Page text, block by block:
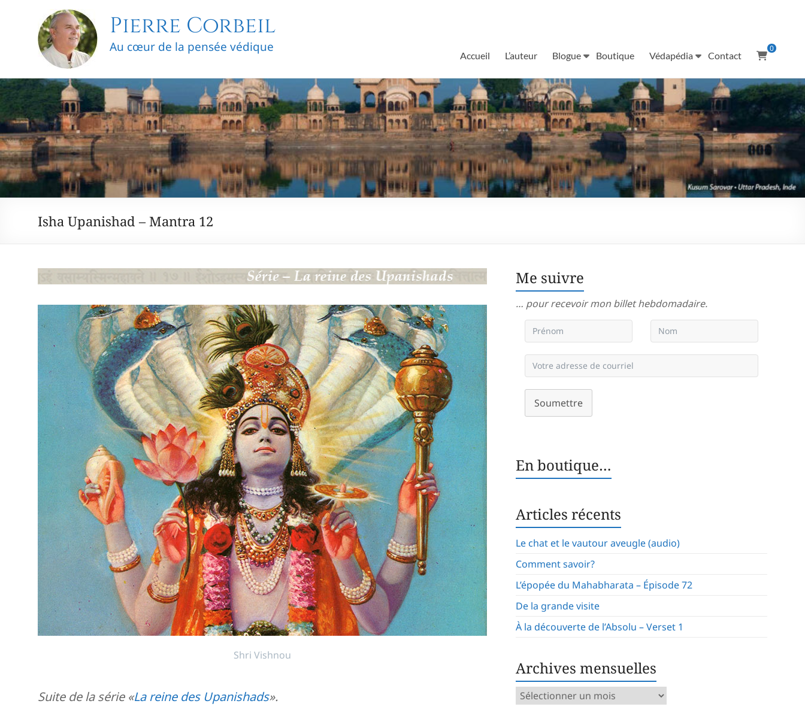
Pierre Corbeil
Au cœur de la pensée védique 0
Accueil L’auteur Blogue Boutique Védapédia Contact
Isha Upanishad – Mantra 12
Shri Vishnou
Suite de la série «La reine des Upanishads».
Me suivre
… pour recevoir mon billet hebdomadaire.
Soumettre
En boutique…
Articles récents
Le chat et le vautour aveugle (audio)
Comment savoir?
L’épopée du Mahabharata – Épisode 72
De la grande visite
À la découverte de l’Absolu – Verset 1
Archives mensuelles
Archives